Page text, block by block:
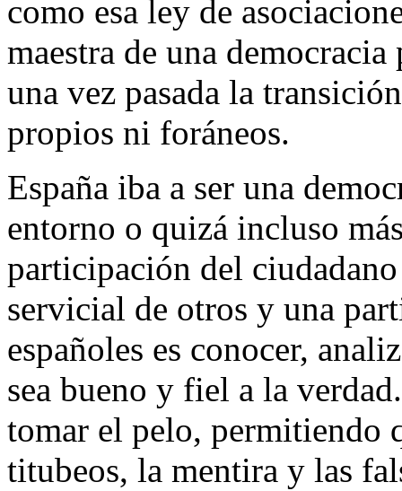
como esa ley de
maestra de una
una vez pasada la
propios ni foráneos.
España iba a ser una
entorno o quizá incluso
participación del
servicial de otros y una
españoles es conocer,
sea bueno y fiel a la
tomar el pelo, permitiendo
titubeos, la mentira y las